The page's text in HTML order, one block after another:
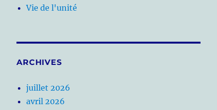
Vie de l'unité
ARCHIVES
juillet 2026
avril 2026